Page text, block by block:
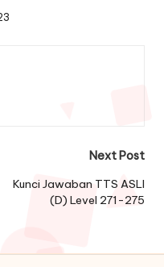
Next Post
Kunci Jawaban TTS ASLI
(D) Level 271-275